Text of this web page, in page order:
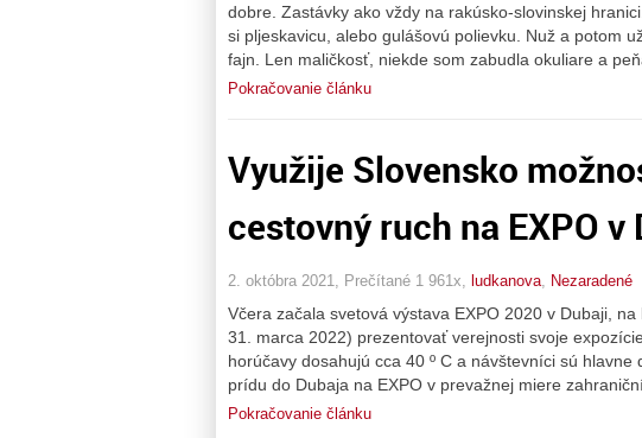
dobre. Zastávky ako vždy na rakúsko-slovinskej
si pljeskavicu, alebo gulášovú polievku. Nuž a potom
fajn. Len maličkosť, niekde som zabudla okuliare a
Pokračovanie článku
Využije Slovensko
cestovný ruch na EXPO v
2. októbra 2021, Prečítané 1 961x, ludkanova Nezaradené
Včera začala svetová výstava EXPO 2020 v Dubaji,
31. marca 2022) prezentovať verejnosti svoje
horúčavy dosahujú cca 40 º C a návštevníci sú
prídu do Dubaja na EXPO v prevažnej miere
Pokračovanie článku